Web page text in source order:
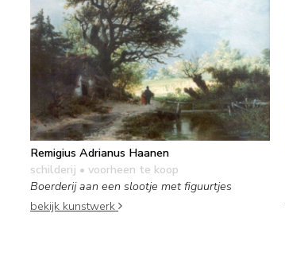
Remigius Adrianus Haanen
schilderij • voorheen te koop
Boerderij aan een slootje met figuurtjes
bekijk kunstwerk